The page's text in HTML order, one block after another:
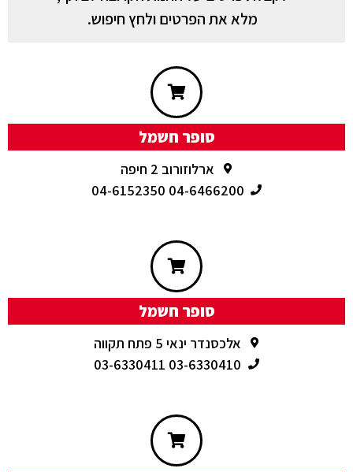
מלא את הפרטים ולחץ חיפוש.
סופר חשמל
ארלוזורוב 2 חיפה
04-6466200 04-6152350
סופר חשמל
אלכסנדר ינאי 5 פתח תקווה
03-6330410 03-6330411